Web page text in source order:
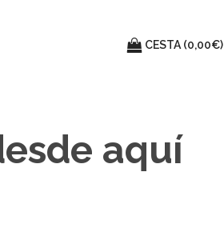
CESTA (0,00€)
aquí